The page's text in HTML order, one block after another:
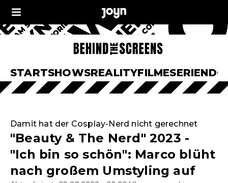
STARTSHOWSREALITYFILMESERIEN
Damit hat der Cosplay-Nerd nicht gerechnet
"Beauty & The Nerd" 2023 -
"Ich bin so schön": Marco blüht
nach großem Umstyling auf